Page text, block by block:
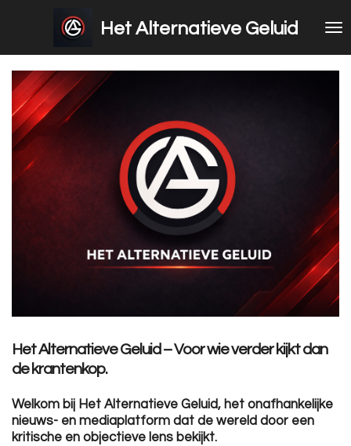
hoofdinhoud
Het Alternatieve Geluid
Het Alternatieve Geluid – Voor wie verder kijkt dan
de krantenkop.
Welkom bij Het Alternatieve Geluid, het onafhankelijke
nieuws- en mediaplatform dat de wereld door een
kritische en objectieve lens bekijkt.